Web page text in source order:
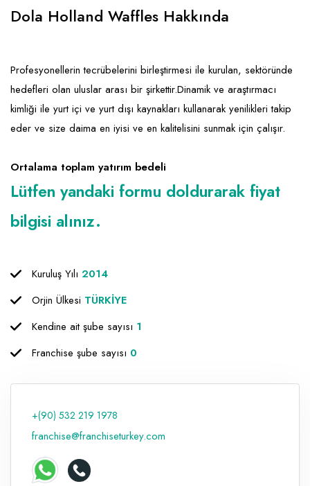
Turizm - Eğlence
Oyuncak ve Hediyelik
Takı
Yapı Malzemesi - Hırdavat
Güvenlik - Temizlik
Giyim - Aksesuar
Hukuk - Marka - Patent ve Tercüme
Isıtma - Soğutma ve Havalandırma
Lojistik - Kargo ve Kurye
Mali Kayıt ve Denetim
Mobilya Dekorasyon
Proje - İnşaat ve Tesisat
Raf ve Depo Sistemleri
Reklam - Tanıtım - PR ve İnternet
Seyahat - Rent A Car
Tabela - Dijital Baskı
Dola Holland Waffles Hakkında
Profesyonellerin tecrübelerini birleştirmesi ile kurulan, sektöründe
hedefleri olan uluslar arası bir şirkettir.Dinamik ve araştırmacı
kimliği ile yurt içi ve yurt dışı kaynakları kullanarak yenilikleri takip
eder ve size daima en iyisi ve en kalitelisini sunmak için çalışır.
Ortalama toplam yatırım bedeli
Lütfen yandaki formu doldurarak fiyat
bilgisi alınız.
Kuruluş Yılı 2014
Orjin Ülkesi TÜRKİYE
Kendine ait şube sayısı 1
Franchise şube sayısı 0
+(90) 532 219 1978
franchise@franchiseturkey.com